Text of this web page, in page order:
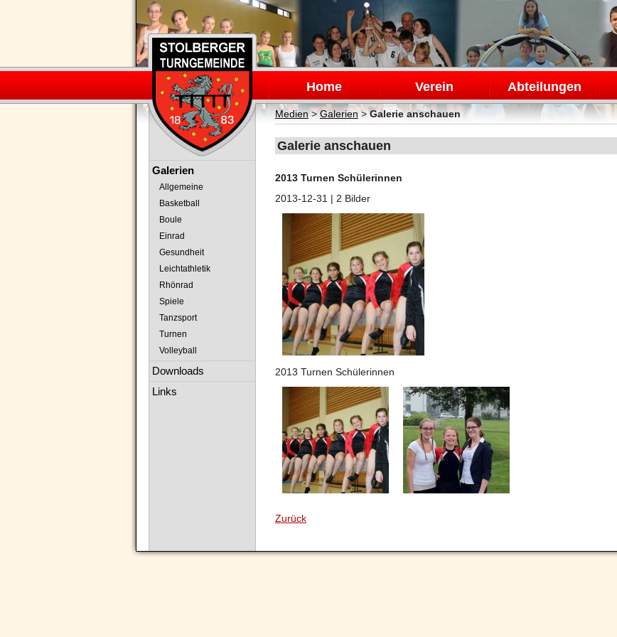
Navigation
überspringen
Home Verein Abteilungen
Medien>Galerien >Galerie anschauen
Galerie anschauen
2013 Turnen Schülerinnen
2013-12-31 | 2 Bilder
2013 Turnen Schülerinnen
Zurück
Navigation
Galerien
Allgemeine
Basketball
Boule
Einrad
Gesundheit
Leichtathletik
Rhönrad
Spiele
Tanzsport
Turnen
Volleyball
Downloads
Links
Navigation